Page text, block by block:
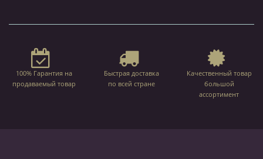
100% Гарантия на
продаваемый товар
Быстрая доставка
по всей стране
Качественный товар
большой
ассортимент